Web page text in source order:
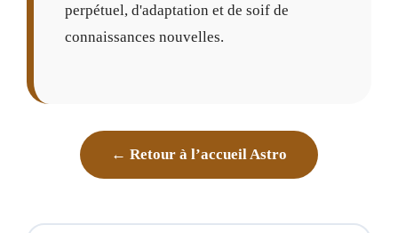
perpétuel, d'adaptation et de soif de
connaissances nouvelles.
← Retour à l’accueil Astro